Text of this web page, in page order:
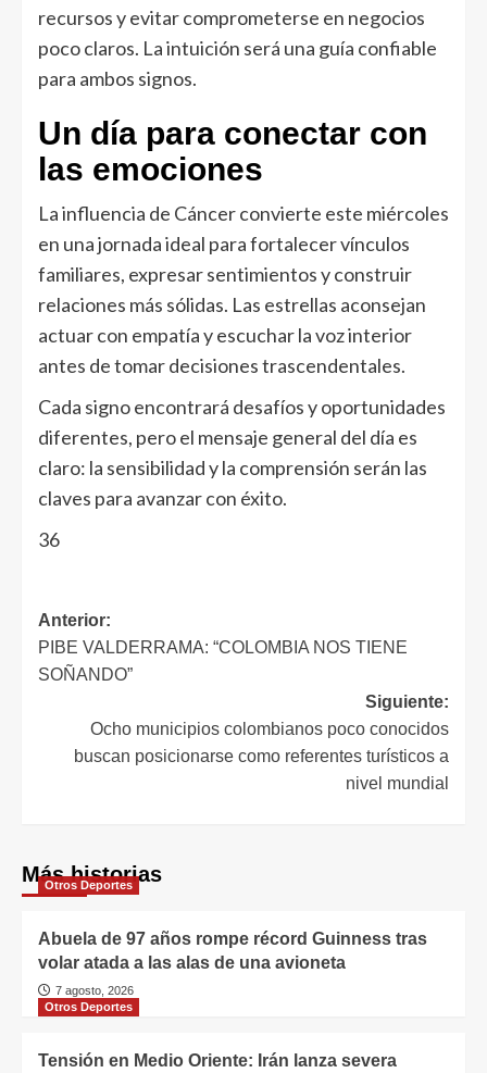
recursos y evitar comprometerse en negocios
poco claros. La intuición será una guía confiable
para ambos signos.
Un día para conectar con
las emociones
La influencia de Cáncer convierte este miércoles
en una jornada ideal para fortalecer vínculos
familiares, expresar sentimientos y construir
relaciones más sólidas. Las estrellas aconsejan
actuar con empatía y escuchar la voz interior
antes de tomar decisiones trascendentales.
Cada signo encontrará desafíos y oportunidades
diferentes, pero el mensaje general del día es
claro: la sensibilidad y la comprensión serán las
claves para avanzar con éxito.
36
Anterior:
PIBE VALDERRAMA: “COLOMBIA NOS TIENE
SOÑANDO”
Siguiente:
Ocho municipios colombianos poco conocidos
buscan posicionarse como referentes turísticos a
nivel mundial
Más historias
Otros Deportes
Abuela de 97 años rompe récord Guinness tras
volar atada a las alas de una avioneta
7 agosto, 2026
Otros Deportes
Tensión en Medio Oriente: Irán lanza severa